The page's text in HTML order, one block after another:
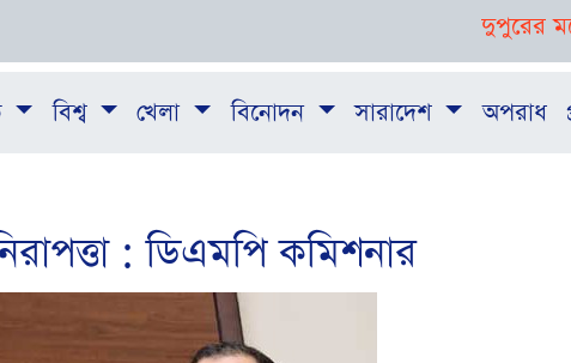
দুপুরের মধ্যে ৬
বিশ্ব খেলা বিনোদন সারাদেশ অপরাধ
: ডিএমপি কমিশনার